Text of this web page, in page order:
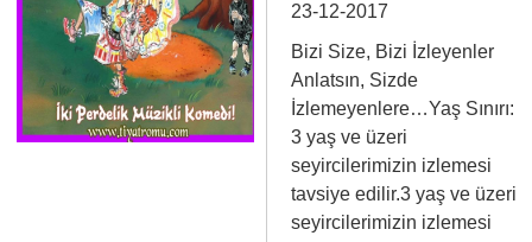
23-12-2017
Bizi Size, Bizi İzleyenler
Anlatsın, Sizde
İzlemeyenlere…Yaş Sınırı:
3 yaş ve üzeri
seyircilerimizin izlemesi
tavsiye edilir.3 yaş ve üzeri
seyircilerimizin izlemesi